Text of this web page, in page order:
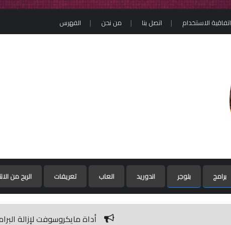
اتفاقية الاستخدام اتصل بنا من نحن الفهرس
برامج بلوجر اندوريد العاب تعريفات الربح من
أداة مايكروسوفت لإزالة البرامج الضارة / Microsoft Malicious Software Removal Tool 5.79